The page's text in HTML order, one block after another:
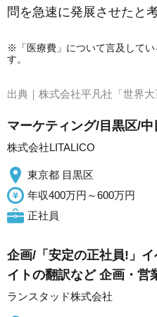
問を急速に発展させたと
※「医療費」について言及して
す。
出典｜ 株式会社平凡社「世界大
マーケティング/目黒区/
株式会社LITALICO
東京都 目黒区
年収400万円～600万円
正社員
企画/「安定の正社員!」
イトの翻訳など 企画・営
ランスタッド株式会社